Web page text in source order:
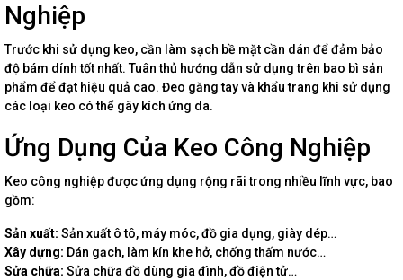
Nghiệp
Trước khi sử dụng keo, cần làm sạch bề mặt cần dán để đảm bảo
độ bám dính tốt nhất. Tuân thủ hướng dẫn sử dụng trên bao bì sản
phẩm để đạt hiệu quả cao. Đeo găng tay và khẩu trang khi sử dụng
các loại keo có thể gây kích ứng da.
Ứng Dụng Của Keo Công Nghiệp
Keo công nghiệp được ứng dụng rộng rãi trong nhiều lĩnh vực, bao
gồm:
Sản xuất: Sản xuất ô tô, máy móc, đồ gia dụng, giày dép…
Xây dựng: Dán gạch, làm kín khe hở, chống thấm nước…
Sửa chữa: Sửa chữa đồ dùng gia đình, đồ điện tử…